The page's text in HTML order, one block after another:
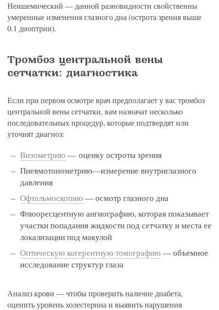
Неишемический — данной разновидности свойственны
умеренные изменения глазного дна (острота зрения выше
0.1 диоптрии).
Тромбоз центральной вены
сетчатки: диагностика
Если при первом осмотре врач предполагает у вас тромбоз
центральной вены сетчатки, вам назначат несколько
последовательных процедур, которые подтвердят или
уточнят диагноз:
Визометрию — оценку остроты зрения
Пневмотонометрию—измерение внутриглазного
давления
Офтальмоскопию — осмотр глазного дна
Флюоресцентную ангиографию, которая показывает
участки попадания жидкости под сетчатку и места ее
локализации под макулой
Оптическую когерентную томографию — объемное
исследование структур глаза
Анализ крови — чтобы проверить наличие диабета,
оценить уровень холестерина и выявить нарушения